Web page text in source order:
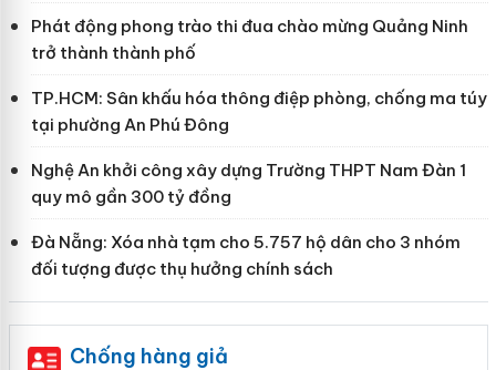
Phát động phong trào thi đua chào mừng Quảng Ninh
trở thành thành phố
TP.HCM: Sân khấu hóa thông điệp phòng, chống ma túy
tại phường An Phú Đông
Nghệ An khởi công xây dựng Trường THPT Nam Đàn 1
quy mô gần 300 tỷ đồng
Đà Nẵng: Xóa nhà tạm cho 5.757 hộ dân cho 3 nhóm
đối tượng được thụ hưởng chính sách
Chống hàng giả